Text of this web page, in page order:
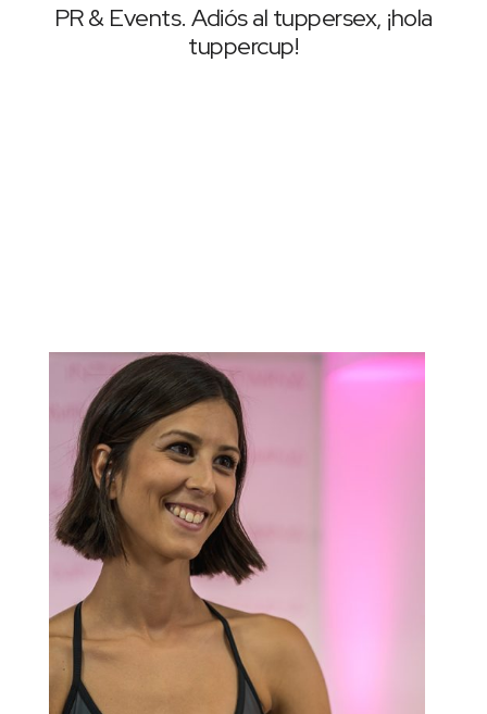
PR & Events.Adiós al tuppersex, ¡hola
tuppercup!